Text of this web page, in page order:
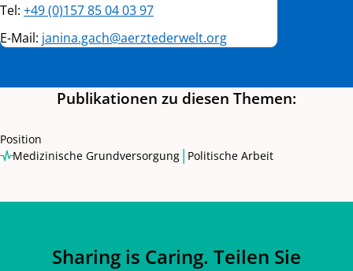
Tel: +49 (0)157 85 04 03 97
E-Mail: janina.gach@aerztederwelt.org
Publikationen zu diesen Themen:
Position
Medizinische Grundversorgung | Politische Arbeit
Sharing is Caring. Teilen Sie